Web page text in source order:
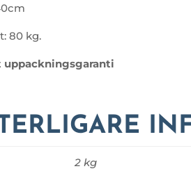
80 kg.
uppackningsgaranti
2 kg